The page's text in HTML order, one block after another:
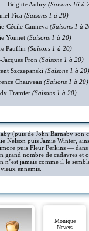
Aubry (Saisons 16 à
Fica (Saisons 1 à 20)
Canneva (Saisons 1 à
(Saisons 1 à 20)
(Saisons 1 à 20)
Pron (Saisons 1 à 20)
(Saisons 1 à 20)
(Saisons 1 à 20)
(Saisons 1 à 20)
(puis de John Barnaby son
puis Jamie Winter,
puis Fleur Perkins —
grand nombre de cadavres et
jamais comme il le
ennemis.
Monique
Nevers